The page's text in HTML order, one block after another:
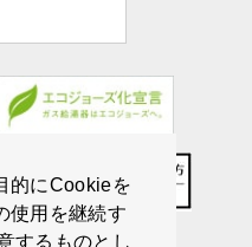
的にCookieを
使用を継続す
するものとし